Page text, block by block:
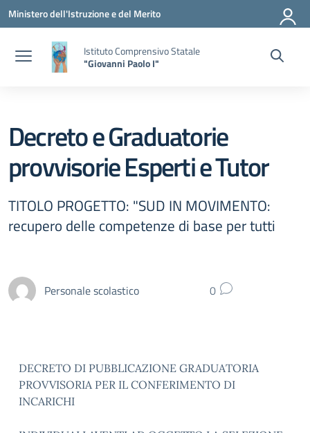
Vai ai contenuti
Vai al menu di navigazione
Vai al footer
Ministero dell'Istruzione e del Merito
Istituto Comprensivo Statale
"Giovanni Paolo I"
Decreto e Graduatorie
provvisorie Esperti e Tutor
TITOLO PROGETTO: "SUD IN MOVIMENTO:
recupero delle competenze di base per tutti
Personale scolastico 0
DECRETO DI PUBBLICAZIONE GRADUATORIA
PROVVISORIA PER IL CONFERIMENTO DI
INCARICHI